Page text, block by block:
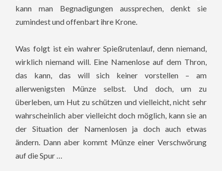
kann man Begnadigungen aussprechen, denkt sie
zumindest und offenbart ihre Krone.
Was folgt ist ein wahrer Spießrutenlauf, denn niemand,
wirklich niemand will. Eine Namenlose auf dem Thron,
das kann, das will sich keiner vorstellen – am
allerwenigsten Münze selbst. Und doch, um zu
überleben, um Hut zu schützen und vielleicht, nicht sehr
wahrscheinlich aber vielleicht doch möglich, kann sie an
der Situation der Namenlosen ja doch auch etwas
ändern. Dann aber kommt Münze einer Verschwörung
auf die Spur …